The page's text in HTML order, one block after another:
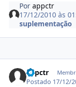
Porappctr
17/12/2010 às
suplementação
appctr
Postado 17/12/